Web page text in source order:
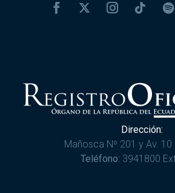
Dirección:
Mañosca Nº 201 y Av.
Teléfono: 3941800